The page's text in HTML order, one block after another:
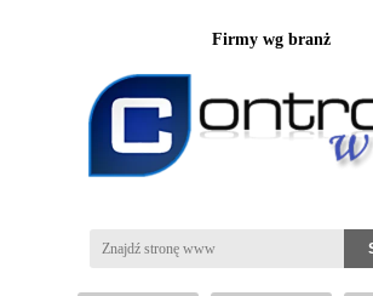
Firmy wg branż